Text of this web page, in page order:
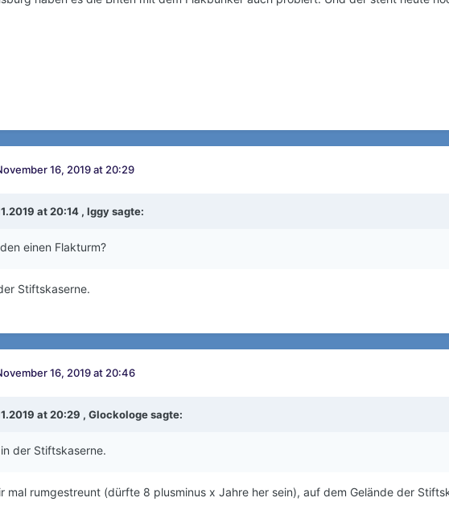
16, 2019 at 20:29
at 20:14 , Iggysagte:
einen Flakturm?
Stiftskaserne.
16, 2019 at 20:46
at 20:29 , Glockologesagte:
der Stiftskaserne.
mal rumgestreunt (dürfte 8 plusminus x Jahre her sein), auf dem Gelände der